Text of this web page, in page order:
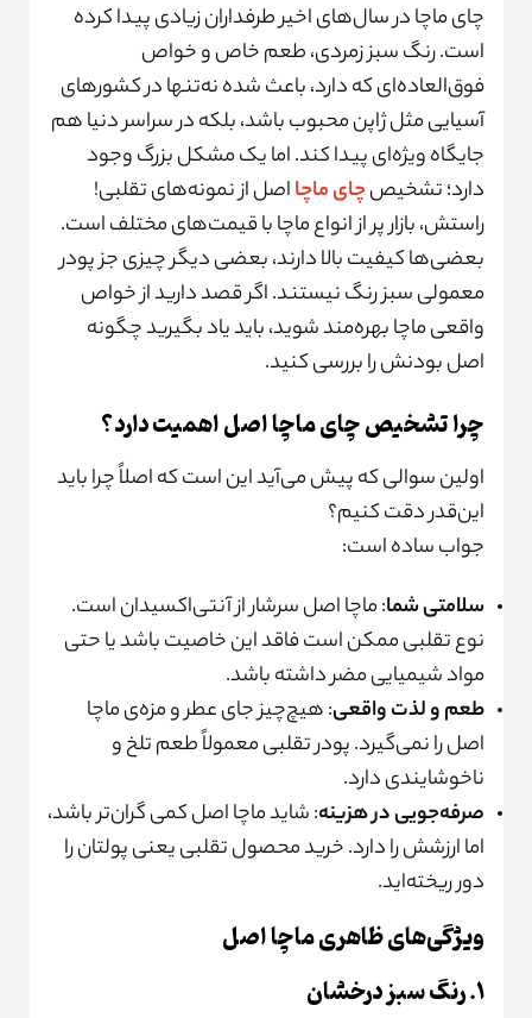
چای ماچا در سال‌های اخیر طرفداران زیادی پیدا کرده
است. رنگ سبز زمردی، طعم خاص و خواص
فوق‌العاده‌ای که دارد، باعث شده نه‌تنها در کشورهای
آسیایی مثل ژاپن محبوب باشد، بلکه در سراسر دنیا هم
جایگاه ویژه‌ای پیدا کند. اما یک مشکل بزرگ وجود
دارد؛ تشخیصچای ماچااصل از نمونه‌های تقلبی!
راستش، بازار پر از انواع ماچا با قیمت‌های مختلف است.
بعضی‌ها کیفیت بالا دارند، بعضی دیگر چیزی جز پودر
معمولی سبز رنگ نیستند. اگر قصد دارید از خواص
واقعی ماچا بهره‌مند شوید، باید یاد بگیرید چگونه
اصل بودنش را بررسی کنید.
چرا تشخیص چای ماچا اصل اهمیت دارد؟
اولین سوالی که پیش می‌آید این است که اصلاً چرا باید
این‌قدر دقت کنیم؟
جواب ساده است:
سلامتی شما: ماچا اصل سرشار از آنتی‌اکسیدان است.
نوع تقلبی ممکن است فاقد این خاصیت باشد یا حتی
مواد شیمیایی مضر داشته باشد.
طعم و لذت واقعی: هیچ‌چیز جای عطر و مزه‌ی ماچا
اصل را نمی‌گیرد. پودر تقلبی معمولاً طعم تلخ و
ناخوشایندی دارد.
صرفه‌جویی در هزینه: شاید ماچا اصل کمی گران‌تر باشد،
اما ارزشش را دارد. خرید محصول تقلبی یعنی پولتان را
دور ریخته‌اید.
ویژگی‌های ظاهری ماچا اصل
۱. رنگ سبز درخشان